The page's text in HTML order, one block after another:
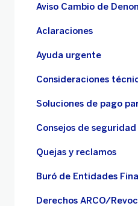
Aviso Cambio de
Aclaraciones
Ayuda urgente
Consideraciones
Soluciones de pago
Consejos de seguridad
Quejas y reclamos
Buró de Entidades
Derechos ARCO/